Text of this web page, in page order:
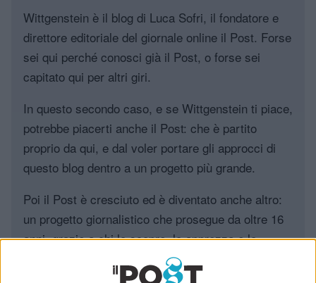
Wittgenstein è il blog di Luca Sofri, il fondatore e
direttore editoriale del giornale online il Post. Forse
sei qui perché conosci già il Post, o forse sei
capitato qui per altri giri.
In questo secondo caso, e se Wittgenstein ti piace,
potrebbe piacerti anche il Post: che è partito
proprio da qui, e dal voler portare gli approcci di
questo blog dentro a un progetto più grande.
Poi il Post è cresciuto ed è diventato anche altro:
un progetto giornalistico che prosegue da oltre 16
anni, grazie a chi lo scopre, lo apprezza e lo